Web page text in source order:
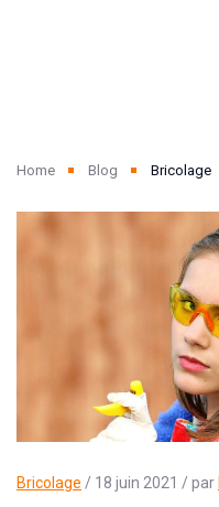
Home Blog Bricolage
Bricolage / 18 juin 2021 / par